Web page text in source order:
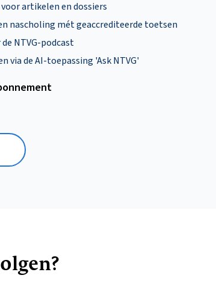
artikelen en dossiers
nascholing mét geaccrediteerde toetsen
NTVG-podcast
via de AI-toepassing 'Ask NTVG'